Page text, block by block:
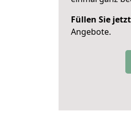
Füllen Sie
Angebote.